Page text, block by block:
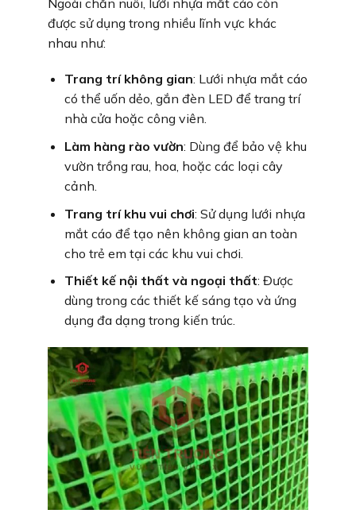
được sử dụng trong nhiều lĩnh vực khác
nhau như:
Trang trí không gian: Lưới nhựa mắt cáo
có thể uốn dẻo, gắn đèn LED để trang trí
nhà cửa hoặc công viên.
Làm hàng rào vườn: Dùng để bảo vệ khu
vườn trồng rau, hoa, hoặc các loại cây
cảnh.
Trang trí khu vui chơi: Sử dụng lưới nhựa
mắt cáo để tạo nên không gian an toàn
cho trẻ em tại các khu vui chơi.
Thiết kế nội thất và ngoại thất: Được
dùng trong các thiết kế sáng tạo và ứng
dụng đa dạng trong kiến trúc.